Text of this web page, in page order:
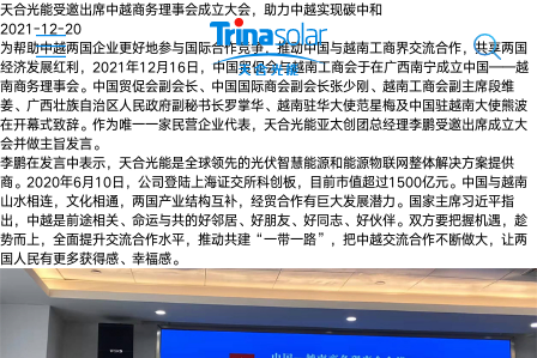
天合光能受邀出席中越商务理事会成立大会，助力中越实现碳中和
2021-12-20
为帮助中越两国企业更好地参与国际合作竞争，推动中国与越南工商界交流合作，共享两国
经济发展红利，2021年12月16日，中国贸促会与越南工商会于在广西南宁成立中国——越
南商务理事会。中国贸促会副会长、中国国际商会副会长张少刚、越南工商会副主席段维
姜、广西壮族自治区人民政府副秘书长罗掌华、越南驻华大使范星梅及中国驻越南大使熊波
在开幕式致辞。作为唯一一家民营企业代表，天合光能亚太创团总经理李鹏受邀出席成立大
会并做主旨发言。
李鹏在发言中表示，天合光能是全球领先的光伏智慧能源和能源物联网整体解决方案提供
商。2020年6月10日，公司登陆上海证交所科创板，目前市值超过1500亿元。中国与越南
山水相连，文化相通，两国产业结构互补，经贸合作有巨大发展潜力。国家主席习近平指
出，中越是前途相关、命运与共的好邻居、好朋友、好同志、好伙伴。双方要把握机遇，趁
势而上，全面提升交流合作水平，推动共建“一带一路”，把中越交流合作不断做大，让两
国人民有更多获得感、幸福感。